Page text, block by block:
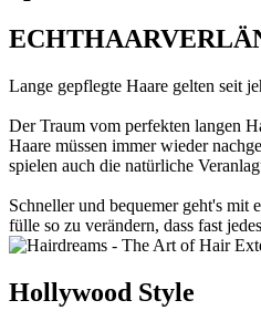
Lange gepflegte Haare gelten seit
Der Traum vom perfekten langen
Haare müssen immer wieder
spielen auch die natürliche
Schneller und bequemer geht's mit
fülle so zu verändern, dass fast
Hollywood Style